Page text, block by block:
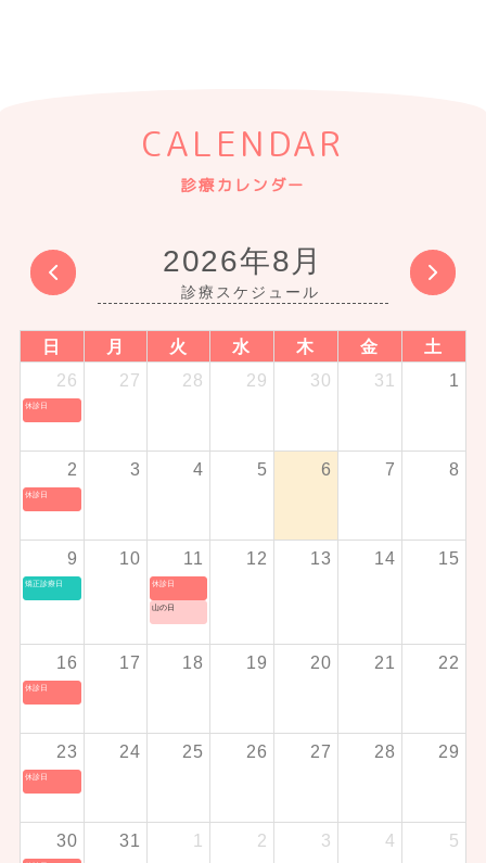
CALENDAR
診療カレンダー
2026年8月
日 月 火 水 木 金
土
26
休診日
27 28 29 30 31 1
2
休診日
3 4 5 6 7 8
9
矯正診療日
10 11
休診日
山の日
12 13 14 15
16
休診日
17 18 19 20 21 22
23
休診日
24 25 26 27 28 29
30 31 1 2 3 4 5